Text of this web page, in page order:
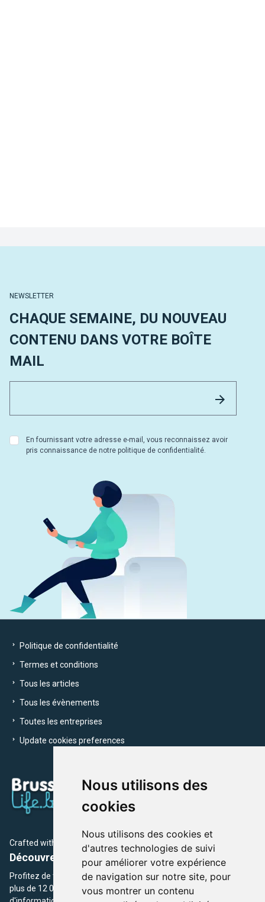
Nous utilisons des
cookies
Nous utilisons des cookies et
d'autres technologies de suivi
pour améliorer votre expérience
de navigation sur notre site, pour
vous montrer un contenu
NEWSLETTER
CHAQUE SEMAINE, DU NOUVEAU
CONTENU DANS VOTRE BOÎTE
MAIL
En fournissant votre adresse e-mail, vous reconnaissez avoir
pris connaissance de notre politique de confidentialité.
Politique de confidentialité
Termes et conditions
Tous les articles
Tous les évènements
Toutes les entreprises
Update cookies preferences
Crafted with by Brusselslife Team
Découvrez plus de 12 000 adresses et événements
Profitez de toutes les sections de BrusselsLife.be et découvrez
plus de 12 000 adresses et un grand choix d'événements,